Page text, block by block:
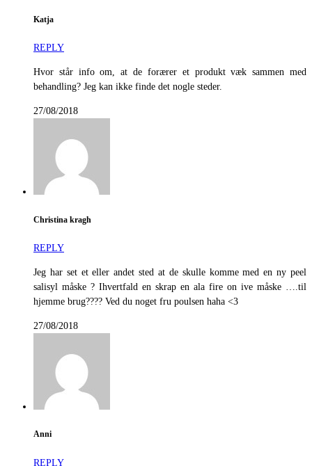
Katja
REPLY
Hvor står info om, at de forærer et produkt væk sammen med
behandling? Jeg kan ikke finde det nogle steder.
27/08/2018
Christina kragh
REPLY
Jeg har set et eller andet sted at de skulle komme med en ny peel
salisyl måske ? Ihvertfald en skrap en ala fire on ive måske ….til
hjemme brug???? Ved du noget fru poulsen haha <3
27/08/2018
Anni
REPLY